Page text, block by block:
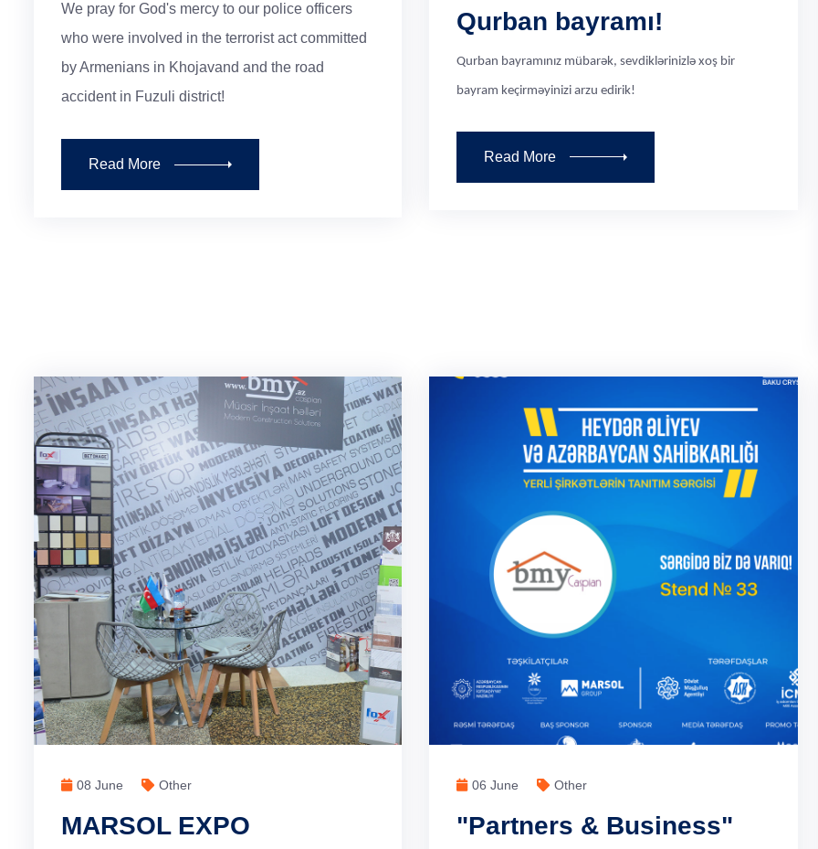
We pray for God's mercy to our police officers
who were involved in the terrorist act committed
by Armenians in Khojavand and the road
accident in Fuzuli district!
Read More
Qurban bayramı!
Qurban bayramınız mübarək, sevdiklərinizlə xoş bir
bayram keçirməyinizi arzu edirik!
Read More
08 June Other
MARSOL EXPO
06 June Other
"Partners & Business"